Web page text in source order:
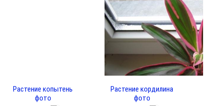
Растение копытень
фото
Растение кордилина
фото